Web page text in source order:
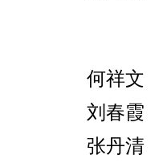
何祥文
刘春霞
张丹清